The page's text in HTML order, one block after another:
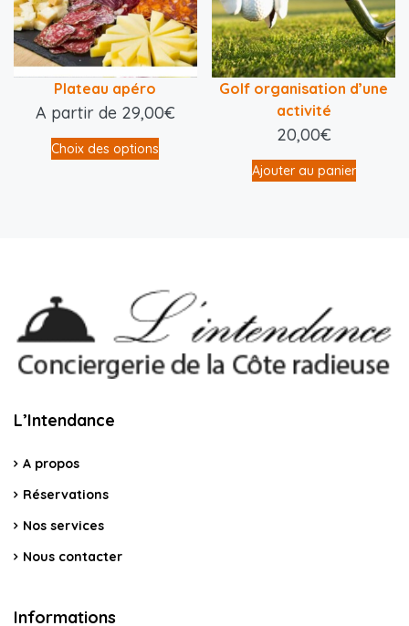
Plateau apéro
A partir de 29,00€
Choix des options
Golf organisation d’une
activité
20,00€
Ajouter au panier
L’Intendance
A propos
Réservations
Nos services
Nous contacter
Informations